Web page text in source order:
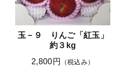
玉－９ りんご「紅玉」
約３kg
2,800円
（税込み）